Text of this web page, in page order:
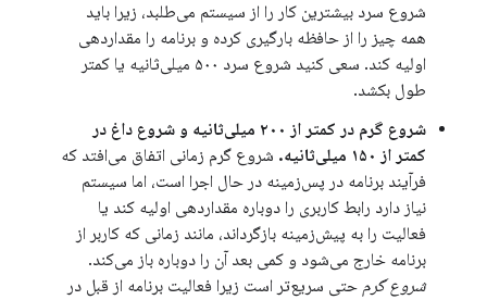
شروع سرد بیشترین کار را از سیستم می‌طلبد، زیرا باید
همه چیز را از حافظه بارگیری کرده و برنامه را مقداردهی
اولیه کند. سعی کنید شروع سرد ۵۰۰ میلی‌ثانیه یا کمتر
طول بکشد.
شروع گرم در کمتر از ۲۰۰ میلی‌ثانیه و شروع داغ در
کمتر از ۱۵۰ میلی‌ثانیه.
شروع گرم زمانی اتفاق می‌افتد که
فرآیند برنامه در پس‌زمینه در حال اجرا است، اما سیستم
نیاز دارد رابط کاربری را دوباره مقداردهی اولیه کند یا
فعالیت را به پیش‌زمینه بازگرداند، مانند زمانی که کاربر از
برنامه خارج می‌شود و کمی بعد آن را دوباره باز می‌کند.
شروع گرم حتی سریع‌تر است زیرا فعالیت برنامه از قبل در